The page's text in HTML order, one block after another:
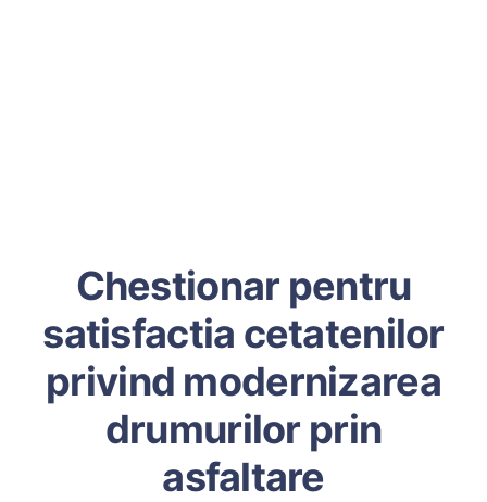
Chestionar pentru
satisfactia cetatenilor
privind modernizarea
drumurilor prin
asfaltare